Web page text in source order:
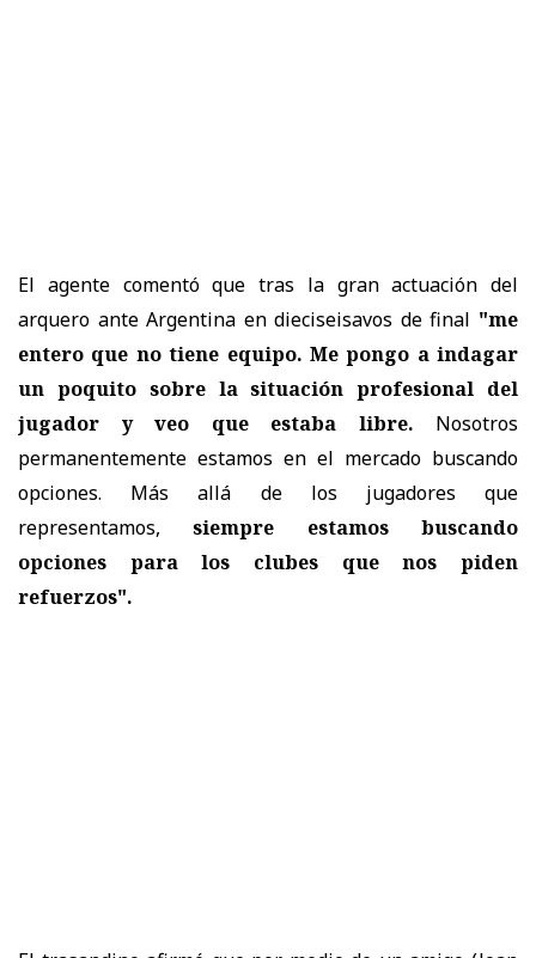
El agente comentó que tras la gran actuación del
arquero ante Argentina en dieciseisavos de final "me
entero que no tiene equipo. Me pongo a indagar
un poquito sobre la situación profesional del
jugador y veo que estaba libre. Nosotros
permanentemente estamos en el mercado buscando
opciones. Más allá de los jugadores que
representamos,siempre estamos buscando
opciones para los clubes que nos piden
refuerzos".